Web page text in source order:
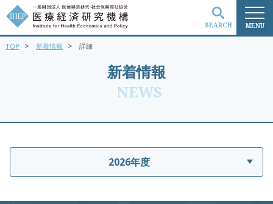
MENU
SEARCH
新着情報
NEWS
TOP > 新着情報 > 詳細
2026年度